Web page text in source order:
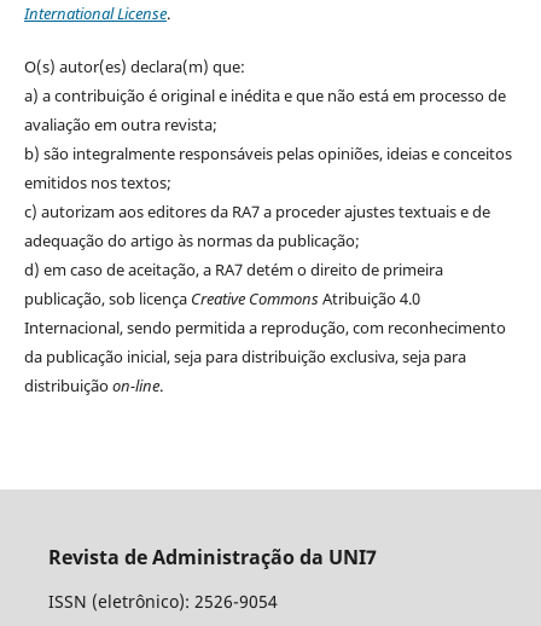
International License.
O(s) autor(es) declara(m) que:
a) a contribuição é original e inédita e que não está em processo de
avaliação em outra revista;
b) são integralmente responsáveis pelas opiniões, ideias e conceitos
emitidos nos textos;
c) autorizam aos editores da RA7 a proceder ajustes textuais e de
adequação do artigo às normas da publicação;
d) em caso de aceitação, a RA7 detém o direito de primeira
publicação, sob licença Creative CommonsAtribuição 4.0
Internacional, sendo permitida a reprodução, com reconhecimento
da publicação inicial, seja para distribuição exclusiva, seja para
distribuiçãoon-line.
Revista de Administração da UNI7
ISSN (eletrônico): 2526-9054